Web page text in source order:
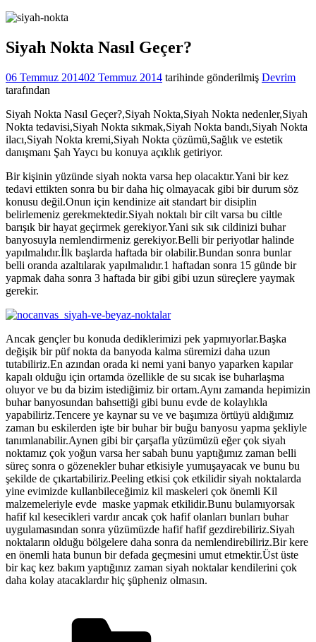
Siyah Nokta Nasıl Geçer?
06 Temmuz 201402 Temmuz 2014 tarihinde gönderilmiş Devrim
tarafından
Siyah Nokta Nasıl Geçer?,Siyah Nokta,Siyah Nokta nedenler,Siyah
Nokta tedavisi,Siyah Nokta sıkmak,Siyah Nokta bandı,Siyah Nokta
ilacı,Siyah Nokta kremi,Siyah Nokta çözümü,Sağlık ve estetik
danışmanı Şah Yaycı bu konuya açıklık getiriyor.
Bir kişinin yüzünde siyah nokta varsa hep olacaktır.Yani bir kez
tedavi ettikten sonra bu bir daha hiç olmayacak gibi bir durum söz
konusu değil.Onun için kendinize ait standart bir disiplin
belirlemeniz gerekmektedir.Siyah noktalı bir cilt varsa bu ciltle
barışık bir hayat geçirmek gerekiyor.Yani sık sık cildinizi buhar
banyosuyla nemlendirmeniz gerekiyor.Belli bir periyotlar halinde
yapılmalıdır.İlk başlarda haftada bir olabilir.Bundan sonra bunlar
belli oranda azaltılarak yapılmalıdır.1 haftadan sonra 15 günde bir
yapmak daha sonra 3 haftada bir gibi gibi uzun süreçlere yaymak
gerekir.
Ancak gençler bu konuda dediklerimizi pek yapmıyorlar.Başka
değişik bir püf nokta da banyoda kalma süremizi daha uzun
tutabiliriz.En azından orada ki nemi yani banyo yaparken kapılar
kapalı olduğu için ortamda özellikle de su sıcak ise buharlaşma
oluyor ve bu da bizim istediğimiz bir ortam.Aynı zamanda hepimizin
buhar banyosundan bahsettiği gibi bunu evde de kolaylıkla
yapabiliriz.Tencere ye kaynar su ve ve başımıza örtüyü aldığımız
zaman bu eskilerden işte bir buhar bir buğu banyosu yapma şekliyle
tanımlanabilir.Aynen gibi bir çarşafla yüzümüzü eğer çok siyah
noktamız çok yoğun varsa her sabah bunu yaptığımız zaman belli
süreç sonra o gözenekler buhar etkisiyle yumuşayacak ve bunu bu
şekilde de çıkartabiliriz.Peeling etkisi çok etkilidir siyah noktalarda
yine evimizde kullanbileceğimiz kil maskeleri çok önemli Kil
malzemeleriyle evde maske yapmak etkilidir.Bunu bulamıyorsak
hafif kıl kesecikleri vardır ancak çok hafif olanları bunları buhar
uygulamasından sonra yüzümüzde hafif hafif gezdirebiliriz.Siyah
noktaların olduğu bölgelere daha sonra da nemlendirebiliriz.Bir kere
en önemli hata bunun bir defada geçmesini umut etmektir.Üst üste
bir kaç kez bakım yaptığınız zaman siyah noktalar kendilerini çok
daha kolay atacaklardır hiç şüpheniz olmasın.